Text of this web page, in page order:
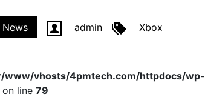
News admin Xbox
www/vhosts/4pmtech.com/httpdocs/wp-
on line 79